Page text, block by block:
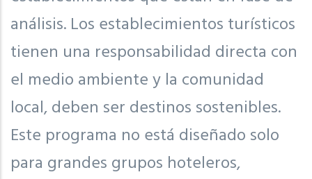
análisis. Los establecimientos turísticos
tienen una responsabilidad directa con
el medio ambiente y la comunidad
local, deben ser destinos sostenibles.
Este programa no está diseñado solo
para grandes grupos hoteleros,